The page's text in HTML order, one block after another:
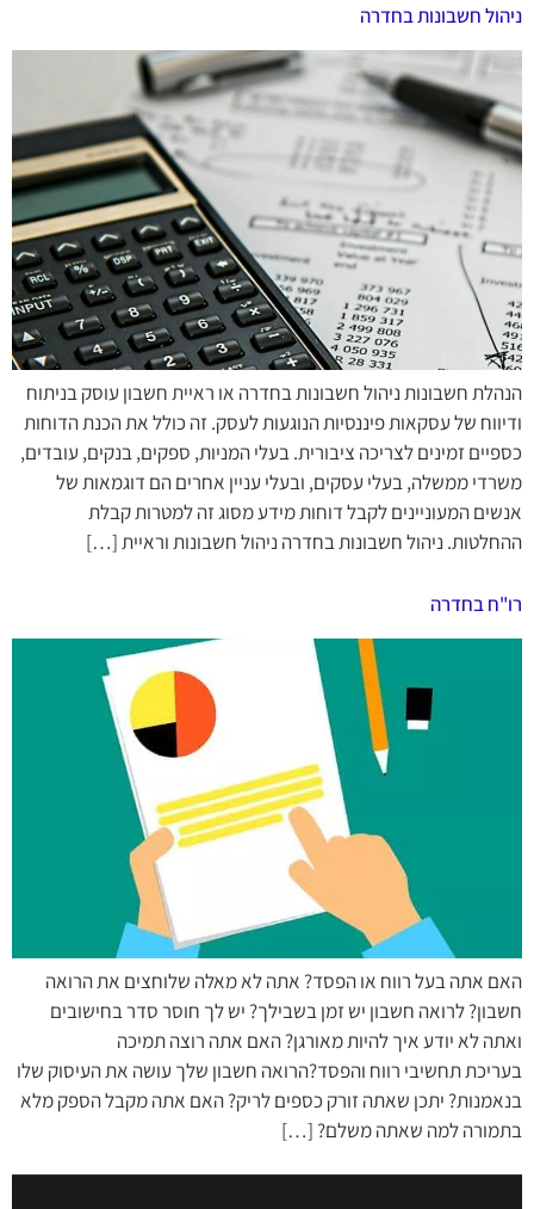
ניהול חשבונות בחדרה
הנהלת חשבונות ניהול חשבונות בחדרה או ראיית חשבון עוסק בניתוח
ודיווח של עסקאות פיננסיות הנוגעות לעסק. זה כולל את הכנת הדוחות
כספיים זמינים לצריכה ציבורית. בעלי המניות, ספקים, בנקים, עובדים,
משרדי ממשלה, בעלי עסקים, ובעלי עניין אחרים הם דוגמאות של
אנשים המעוניינים לקבל דוחות מידע מסוג זה למטרות קבלת
ההחלטות. ניהול חשבונות בחדרה ניהול חשבונות וראיית […]
רו"ח בחדרה
האם אתה בעל רווח או הפסד? אתה לא מאלה שלוחצים את הרואה
חשבון? לרואה חשבון יש זמן בשבילך? יש לך חוסר סדר בחישובים
ואתה לא יודע איך להיות מאורגן? האם אתה רוצה תמיכה
בעריכת תחשיבי רווח והפסד?הרואה חשבון שלך עושה את העיסוק שלו
בנאמנות? יתכן שאתה זורק כספים לריק? האם אתה מקבל הספק מלא
בתמורה למה שאתה משלם? […]